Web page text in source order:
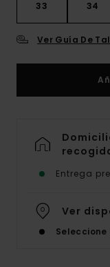
33 34
Ver Guía De
Entrega
Ver